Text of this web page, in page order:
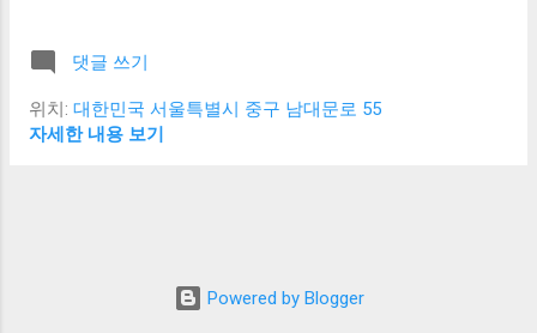
한 목적을 가지고 있습니다. Sisley.co.kr 에서
는 서울의 대표 피부과 시술과 함께, 명동 중
라이트닝 효과 ➡️ 사용 장비 예: 피코슈어,
댓글 쓰기
위치: 대한민국 서울특별시 중구 남대문로 55
자세한 내용 보기
Powered by Blogger